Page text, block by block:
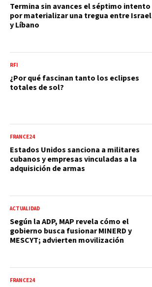
Termina sin avances el séptimo intento
por materializar una tregua entre Israel
y Líbano
RFI
¿Por qué fascinan tanto los eclipses
totales de sol?
FRANCE24
Estados Unidos sanciona a militares
cubanos y empresas vinculadas a la
adquisición de armas
ACTUALIDAD
Según la ADP, MAP revela cómo el
gobierno busca fusionar MINERD y
MESCYT; advierten movilización
FRANCE24